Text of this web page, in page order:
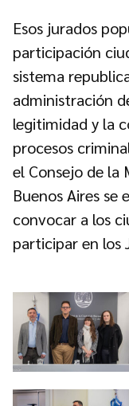
Esos jurados
participación
sistema
administración
legitimidad y la
procesos
el Consejo de la
Buenos Aires
convocar a los
participar en los